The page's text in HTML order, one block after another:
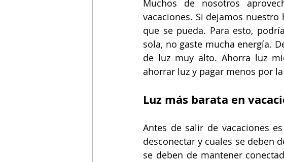
Muchos de nosotros
vacaciones. Si dejamos
que se pueda. Para esto,
sola, no gaste mucha energía.
de luz muy alto. Ahorra luz
ahorrar luz y pagar menos por
Luz más barata en
Antes de salir de vacaciones
desconectar y cuales se deben
se deben de mantener